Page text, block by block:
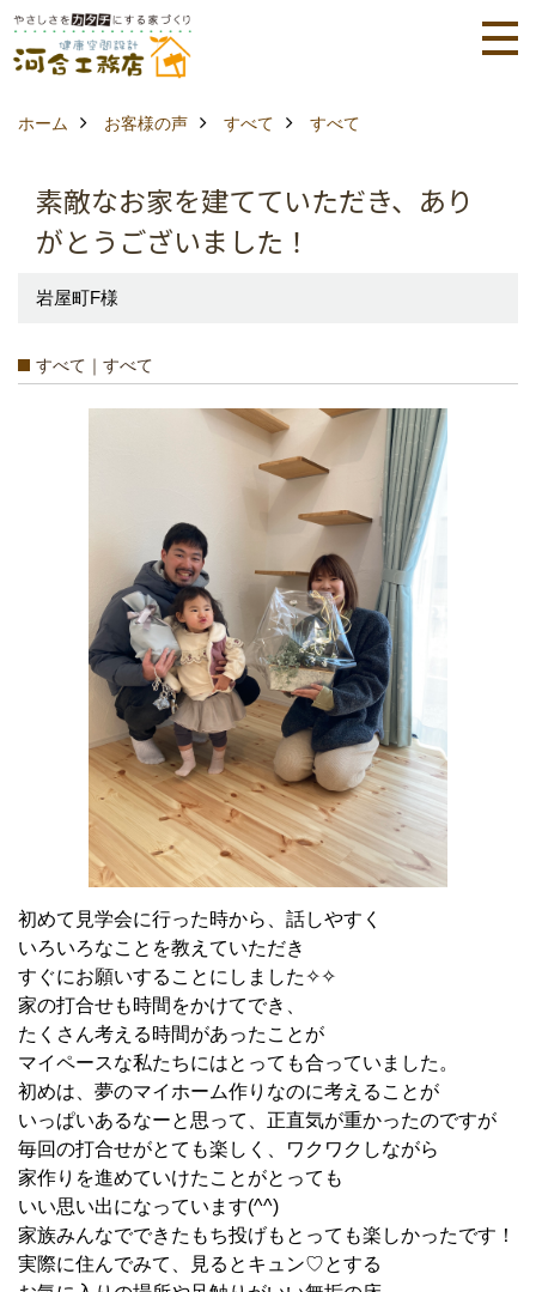
ホーム お客様の声 すべて すべて
素敵なお家を建てていただき、あり
がとうございました！
岩屋町F様
すべて｜すべて
初めて見学会に行った時から、話しやすく
いろいろなことを教えていただき
すぐにお願いすることにしました✧✧
家の打合せも時間をかけてでき、
たくさん考える時間があったことが
マイペースな私たちにはとっても合っていました。
初めは、夢のマイホーム作りなのに考えることが
いっぱいあるなーと思って、正直気が重かったのですが
毎回の打合せがとても楽しく、ワクワクしながら
家作りを進めていけたことがとっても
いい思い出になっています(^^)
家族みんなでできたもち投げもとっても楽しかったです！
実際に住んでみて、見るとキュン♡とする